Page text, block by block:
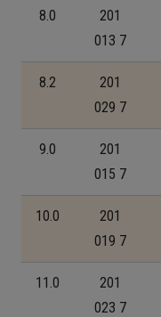
8.0
201
013 7
8.2
201
029 7
9.0
201
015 7
10.0
201
019 7
11.0
201
023 7